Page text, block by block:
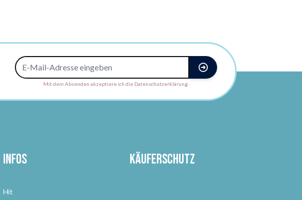
E-Mail-Adresse
Mit dem Absenden akzeptiere ich die Datenschutzerklärung.
Infos
Hit
Käuferschutz